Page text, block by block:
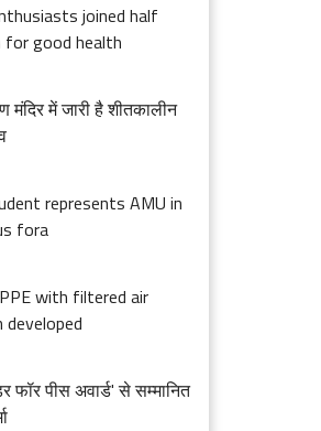
joined half
good health
मंदिर में जारी है शीतकालीन
represents AMU in
fora
with filtered air
developed
फॉर पीस अवार्ड' से सम्मानित